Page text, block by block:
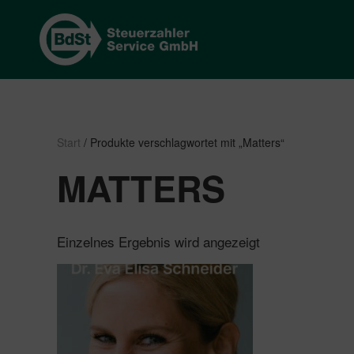
Start / Produkte verschlagwortet mit „Matters“
MATTERS
Einzelnes Ergebnis wird angezeigt